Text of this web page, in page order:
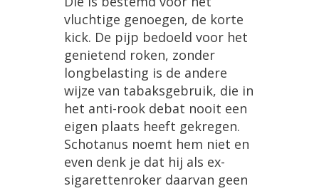
vluchtige genoegen, de korte
kick. De pijp bedoeld voor het
genietend roken, zonder
longbelasting is de andere
wijze van tabaksgebruik, die in
het anti-rook debat nooit een
eigen plaats heeft gekregen.
Schotanus noemt hem niet en
even denk je dat hij als ex-
sigarettenroker daarvan geen